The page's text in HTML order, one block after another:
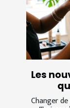
Les
Changer